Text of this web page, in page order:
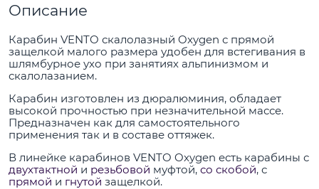
Описание
Карабин VENTO скалолазный Oxygen с прямой
защелкой малого размера удобен для встегивания в
шлямбурное ухо при занятиях альпинизмом и
скалолазанием.
Карабин изготовлен из дюралюминия, обладает
высокой прочностью при незначительной массе.
Предназначен как для самостоятельного
применения так и в составе оттяжек.
В линейке карабинов VENTO Oxygen есть карабины с
двухтактной и резьбовой муфтой, со скобой, с
прямой и гнутой защелкой.